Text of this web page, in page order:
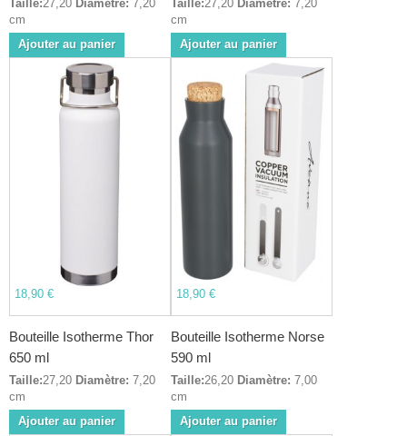
Taille:27,20 Diamètre: 7,20
cm
Ajouter au panier
Taille:27,20 Diamètre: 7,20
cm
Ajouter au panier
18,90 €
Bouteille Isotherme Thor
650 ml
Taille:27,20 Diamètre: 7,20
cm
Ajouter au panier
18,90 €
Bouteille Isotherme Norse
590 ml
Taille:26,20 Diamètre: 7,00
cm
Ajouter au panier